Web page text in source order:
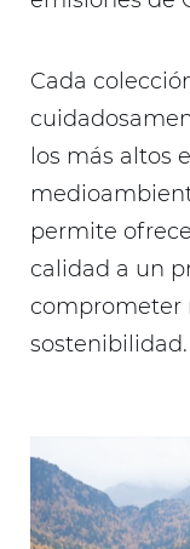
Cada
los más altos
permite
calidad a un
comprometer
sostenibilidad.